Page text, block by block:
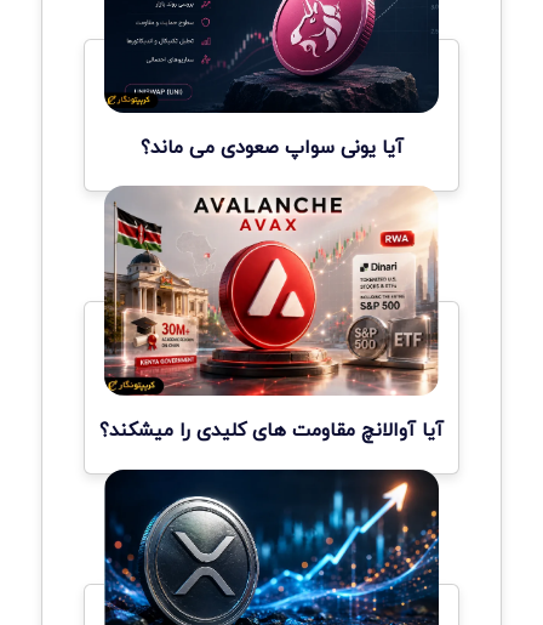
آیا یونی سواپ صعودی می ماند؟
آیا آوالانچ مقاومت های کلیدی را میشکند؟